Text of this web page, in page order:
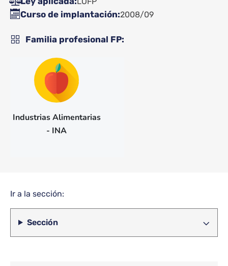
Curso de implantación 2008/09
Familia profesional FP
Industrias Alimentarias
- INA
Ir a la sección:
Sección